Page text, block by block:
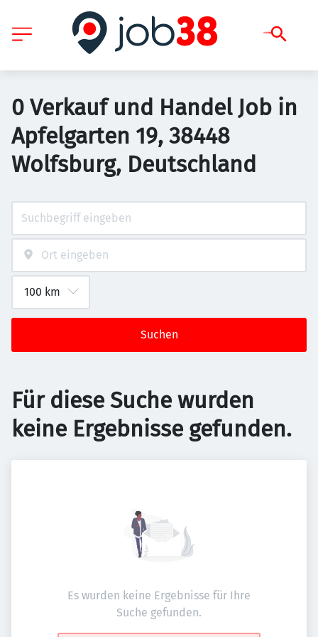
0 Verkauf und Handel Job in
Apfelgarten 19, 38448
Wolfsburg, Deutschland
Suchen
Für diese Suche wurden
keine Ergebnisse gefunden.
Es wurden keine Ergebnisse für Ihre
Suche gefunden.